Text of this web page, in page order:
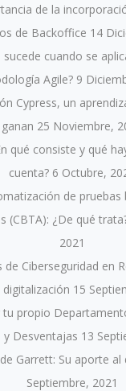
de la
de Backoffice 14
sucede cuando se
Agile? 9
Cypress, un
ganan 25 Noviembre,
qué consiste y qué
cuenta? 6 Octubre,
de pruebas
(CBTA): ¿De qué
2021
de Ciberseguridad en
digitalización 15
tu propio
y Desventajas 13
Garrett: Su aporte
Septiembre, 2021